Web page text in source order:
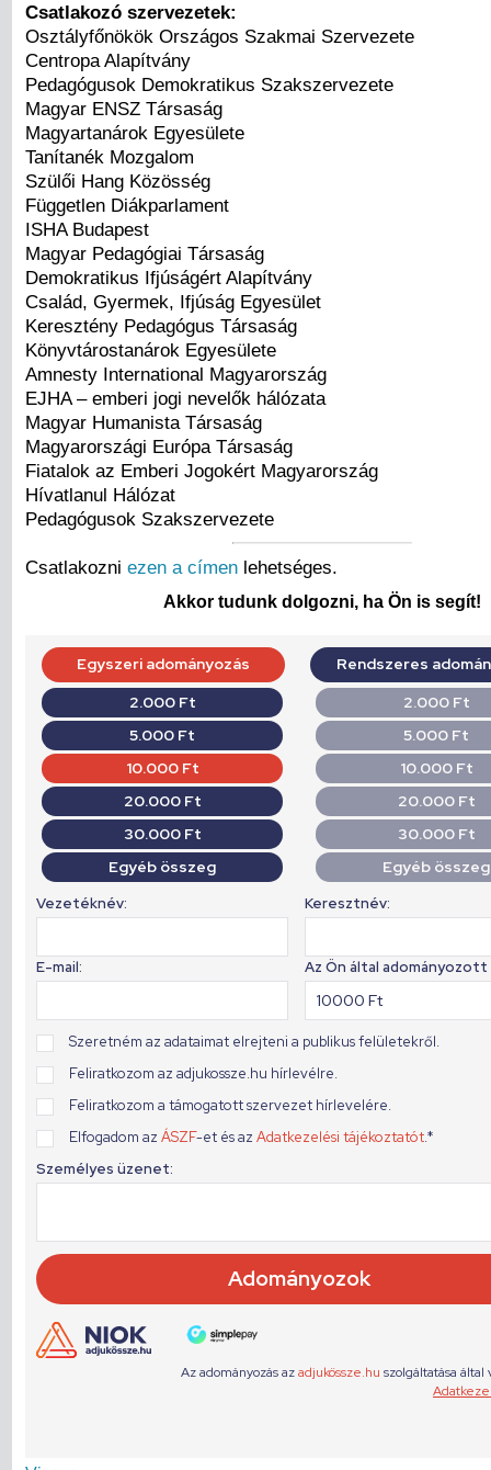
Csatlakozó szervezetek:
Osztályfőnökök Országos Szakmai Szervezete
Centropa Alapítvány
Pedagógusok Demokratikus Szakszervezete
Magyar ENSZ Társaság
Magyartanárok Egyesülete
Tanítanék Mozgalom
Szülői Hang Közösség
Független Diákparlament
ISHA Budapest
Magyar Pedagógiai Társaság
Demokratikus Ifjúságért Alapítvány
Család, Gyermek, Ifjúság Egyesület
Keresztény Pedagógus Társaság
Könyvtárostanárok Egyesülete
Amnesty International Magyarország
EJHA – emberi jogi nevelők hálózata
Magyar Humanista Társaság
Magyarországi Európa Társaság
Fiatalok az Emberi Jogokért Magyarország
Hívatlanul Hálózat
Pedagógusok Szakszervezete
Csatlakozni ezen a címen lehetséges.
Akkor tudunk dolgozni, ha Ön is segít!